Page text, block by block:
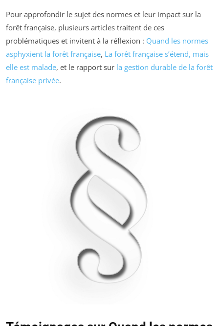
Pour approfondir le sujet des normes et leur impact sur la
forêt française, plusieurs articles traitent de ces
problématiques et invitent à la réflexion : Quand les normes
asphyxient la forêt française, La forêt française s’étend, mais
elle est malade, et le rapport sur la gestion durable de la forêt
française privée.